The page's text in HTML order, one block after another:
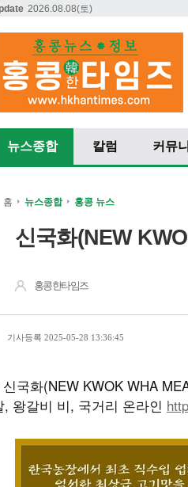
2026.08.08(토)
뉴스종합 칼럼 커뮤
홈 뉴스종합 홍콩 뉴스
신국화(NEW
홍콩한타임즈
기사등록 2025-05-28 13:36:45
국화(NEW KWOK WHA
, 왕갈비 비, 국거리 온라인